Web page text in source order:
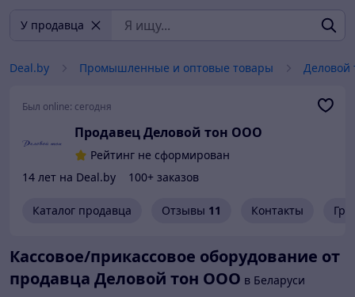
У продавца
Deal.by Промышленные и оптовые товары
Был online: сегодня
Продавец Деловой тон ООО
Рейтинг не сформирован
14 лет на Deal.by
100+ заказов
Каталог продавца Отзывы 11 Контакты
Кассовое/прикассовое оборудование от
продавца Деловой тон ООО в Беларуси